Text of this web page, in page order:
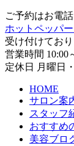
ご予約はお電
ホットペッパ
受け付けており
営業時間 10:00
定休日 月曜日
HOME
サロン案
スタッフ
おすすめ
美容ブロ